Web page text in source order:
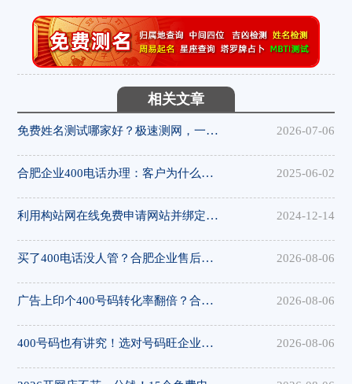
相关文章
免费姓名测试哪家好？极速测网，一键解锁姓名隐藏寓意 2026-07-06
合肥企业400电话办理：客户为什么更愿意拨打400电话 2025-06-02
利用构站网在线免费申请网站并绑定域名 2024-12-14
买了400电话没人管？合肥企业售后避坑指南，构站网全程服务有保障 2026-08-06
广告上印个400号码转化率翻倍？合肥企业营销利器，构站网400电话助您获客 2026-08-06
400号码也有讲究！选对号码旺企业，合肥400电话选号攻略，构站网号码资源丰富 2026-08-06